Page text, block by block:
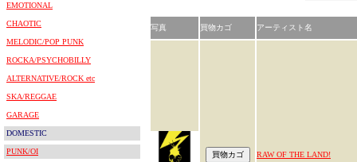
EMOTIONAL
CHAOTIC
MELODIC/POP PUNK
ROCKA/PSYCHOBILLY
ALTERNATIVE/ROCK etc
SKA/REGGAE
GARAGE
DOMESTIC
PUNK/OI
写真 買物カゴ アーティスト名
RAW OF THE LAND!